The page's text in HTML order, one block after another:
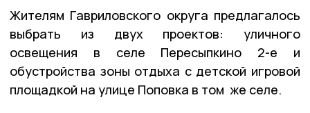
Жителям Гавриловского округа предлагалось
выбрать из двух проектов: уличного
освещения в селе Пересыпкино 2-е и
обустройства зоны отдыха с детской игровой
площадкой на улице Поповка в том же селе.